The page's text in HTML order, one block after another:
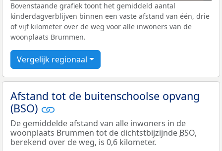
Bovenstaande grafiek toont het gemiddeld aantal
kinderdagverblijven binnen een vaste afstand van één, drie
of vijf kilometer over de weg voor alle inwoners van de
woonplaats Brummen.
Vergelijk regionaal
Afstand tot de buitenschoolse opvang
(BSO)
De gemiddelde afstand van alle inwoners in de
woonplaats Brummen tot de dichtstbijzijnde BSO,
berekend over de weg, is 0,6 kilometer.